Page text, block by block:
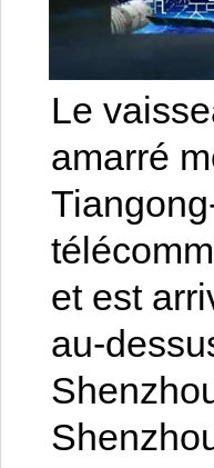
Le
amarré
et est
au-